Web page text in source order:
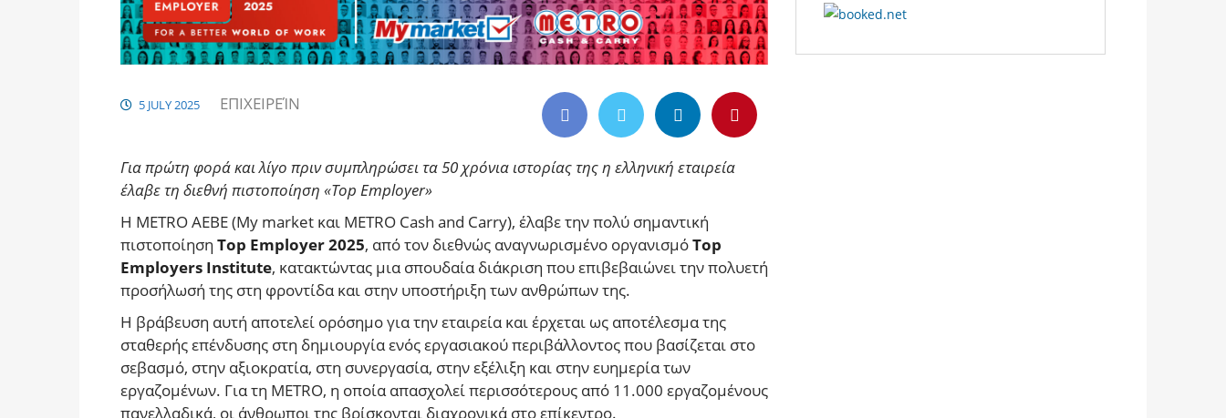
5 JULY 2025 ΕΠΙΧΕΙΡΕΊΝ
Για πρώτη φορά και λίγο πριν συμπληρώσει τα 50 χρόνια ιστορίας της η ελληνική εταιρεία
έλαβε τη διεθνή πιστοποίηση «Top Employer»
Η METRO AEBE (My market και METRO Cash and Carry), έλαβε την πολύ σημαντική
πιστοποίηση Top Employer 2025, από τον διεθνώς αναγνωρισμένο οργανισμόTop
Employers Institute, κατακτώντας μια σπουδαία διάκριση που επιβεβαιώνει την πολυετή
προσήλωσή της στη φροντίδα και στην υποστήριξη των ανθρώπων της.
Η βράβευση αυτή αποτελεί ορόσημο για την εταιρεία και έρχεται ως αποτέλεσμα της
σταθερής επένδυσης στη δημιουργία ενός εργασιακού περιβάλλοντος που βασίζεται στο
σεβασμό, στην αξιοκρατία, στη συνεργασία, στην εξέλιξη και στην ευημερία των
εργαζομένων. Για τη METRO, η οποία απασχολεί περισσότερους από 11.000 εργαζομένους
πανελλαδικά, οι άνθρωποι της βρίσκονται διαχρονικά στο επίκεντρο.